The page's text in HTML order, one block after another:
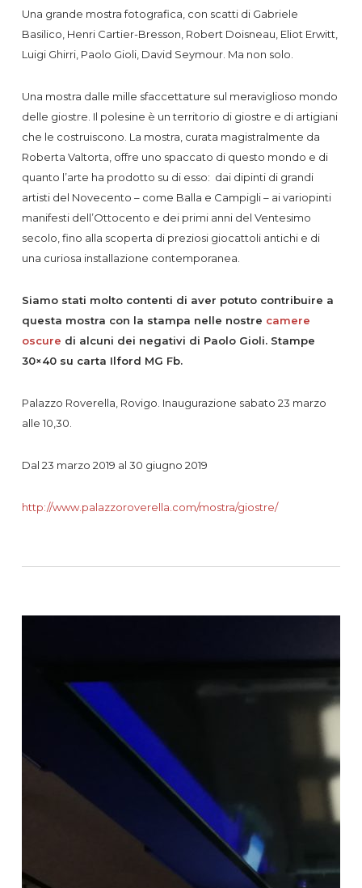
Una grande mostra fotografica, con scatti di Gabriele
Basilico, Henri Cartier-Bresson, Robert Doisneau, Eliot Erwitt,
Luigi Ghirri, Paolo Gioli, David Seymour. Ma non solo.
Una mostra dalle mille sfaccettature sul meraviglioso mondo
delle giostre. Il polesine è un territorio di giostre e di artigiani
che le costruiscono. La mostra, curata magistralmente da
Roberta Valtorta, offre uno spaccato di questo mondo e di
quanto l’arte ha prodotto su di esso: dai dipinti di grandi
artisti del Novecento – come Balla e Campigli – ai variopinti
manifesti dell’Ottocento e dei primi anni del Ventesimo
secolo, fino alla scoperta di preziosi giocattoli antichi e di
una curiosa installazione contemporanea.
Siamo stati molto contenti di aver potuto contribuire a
questa mostra con la stampa nelle nostre camere
oscure di alcuni dei negativi di Paolo Gioli. Stampe
30×40 su carta Ilford MG Fb.
Palazzo Roverella, Rovigo. Inaugurazione sabato 23 marzo
alle 10,30.
Dal 23 marzo 2019 al 30 giugno 2019
http://www.palazzoroverella.com/mostra/giostre/